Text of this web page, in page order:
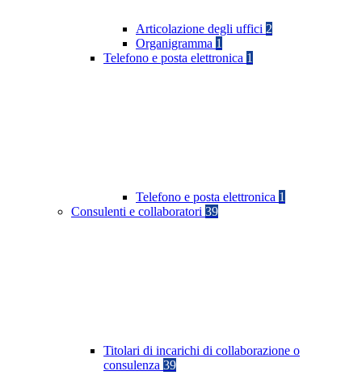
Articolazione degli uffici 2
Organigramma 1
Telefono e posta elettronica 1
Telefono e posta elettronica 1
Consulenti e collaboratori 39
Titolari di incarichi di collaborazione o
consulenza 39